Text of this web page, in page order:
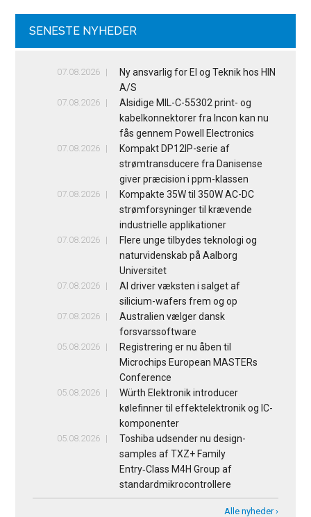
SENESTE NYHEDER
07.08.2026
Ny ansvarlig for El og Teknik hos HIN
A/S
07.08.2026
Alsidige MIL-C-55302 print- og
kabelkonnektorer fra Incon kan nu
fås gennem Powell Electronics
07.08.2026
Kompakt DP12IP-serie af
strømtransducere fra Danisense
giver præcision i ppm-klassen
07.08.2026
Kompakte 35W til 350W AC-DC
strømforsyninger til krævende
industrielle applikationer
07.08.2026
Flere unge tilbydes teknologi og
naturvidenskab på Aalborg
Universitet
07.08.2026
AI driver væksten i salget af
silicium-wafers frem og op
07.08.2026
Australien vælger dansk
forsvarssoftware
05.08.2026
Registrering er nu åben til
Microchips European MASTERs
Conference
05.08.2026
Würth Elektronik introducer
kølefinner til effektelektronik og IC-
komponenter
05.08.2026
Toshiba udsender nu design-
samples af TXZ+ Family
Entry‑Class M4H Group af
standardmikrocontrollere
Alle nyheder ›